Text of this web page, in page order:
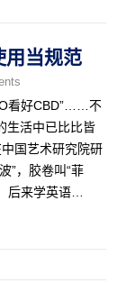
用当规范
看好CBD”……不
生活中已比比皆
国艺术研究院研
”，胶卷叫“菲
后来学英语…